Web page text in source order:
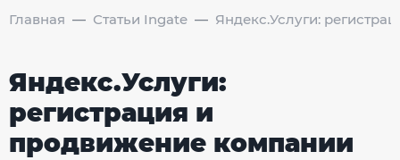
Главная Статьи Ingate Яндекс.Услуги:
Яндекс.Услуги:
регистрация и
продвижение компании